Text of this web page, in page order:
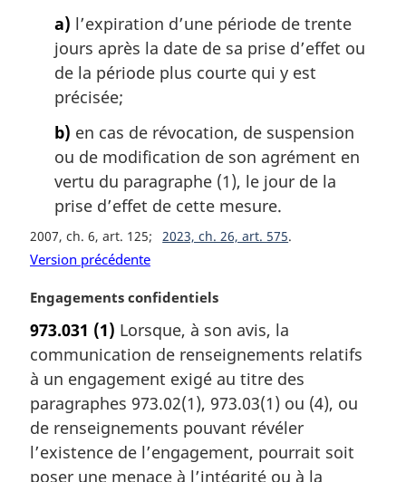
a) l’expiration d’une période de trente
jours après la date de sa prise d’effet ou
de la période plus courte qui y est
précisée;
b) en cas de révocation, de suspension
ou de modification de son agrément en
vertu du paragraphe (1), le jour de la
prise d’effet de cette mesure.
2007, ch. 6, art. 125 2023, ch. 26, art. 575
Version précédente
N
t
e
m
a
r
g
i
n
Engagements confidentiels
973.031 (1) Lorsque, à son avis, la
communication de renseignements relatifs
à un engagement exigé au titre des
paragraphes 973.02(1), 973.03(1) ou (4), ou
de renseignements pouvant révéler
l’existence de l’engagement, pourrait soit
poser une menace à l’intégrité ou à la